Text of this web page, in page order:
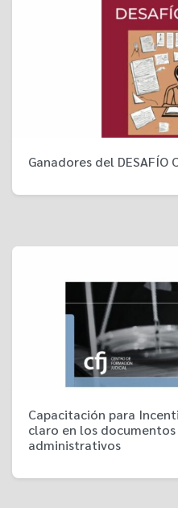
Ganadores del DESAFÍO
Capacitación para
claro en los
administrativos